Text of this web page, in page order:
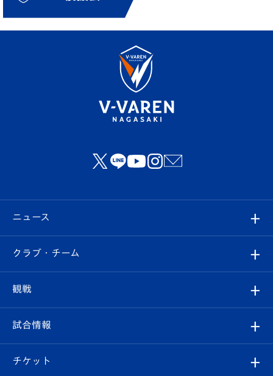
ニュース
すべて
クラブ
試合情報
クラブ・チーム
クラブ概要
観戦
観戦ルール
試合情報
試合日程/結果
チケット